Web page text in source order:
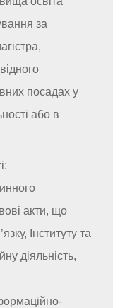
за
посадах у
або в
акти, що
Інституту та
діяльність,